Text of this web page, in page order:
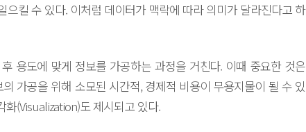
킬 수 있다. 이처럼 데이터가 맥락에 따라 의미가 달라진다고 하
용도에 맞게 정보를 가공하는 과정을 거친다. 이때 중요한 것은
가공을 위해 소모된 시간적, 경제적 비용이 무용지물이 될 수 있
(Visualization)도 제시되고 있다.